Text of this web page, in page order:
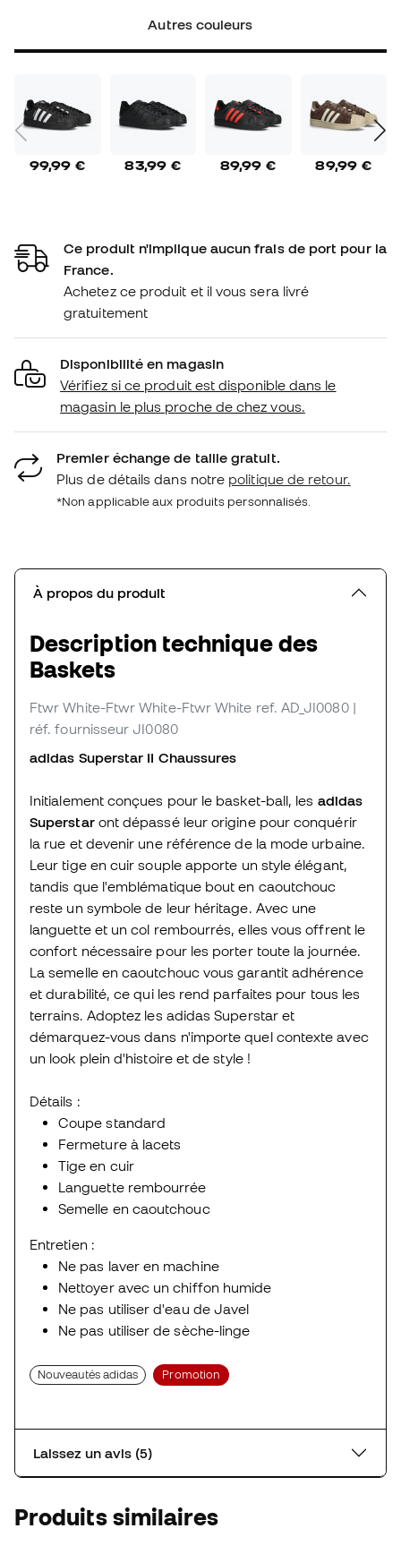
Autres couleurs
99,99 € 83,99 € 89,99 € 89,99 €
Ce produit n'implique aucun frais de port pour la
France.
Achetez ce produit et il vous sera livré
gratuitement
Disponibilité en magasin
Vérifiez si ce produit est disponible dans le
magasin le plus proche de chez vous.
Premier échange de taille gratuit.
Plus de détails dans notre politique de retour.
*Non applicable aux produits personnalisés.
À propos du produit
Description technique des
Baskets
Ftwr White-Ftwr White-Ftwr White ref. AD_JI0080 |
réf. fournisseur JI0080
adidas Superstar II Chaussures
Initialement conçues pour le basket-ball, les adidas
Superstaront dépassé leur origine pour conquérir
la rue et devenir une référence de la mode urbaine.
Leur tige en cuir souple apporte un style élégant,
tandis que l'emblématique bout en caoutchouc
reste un symbole de leur héritage. Avec une
languette et un col rembourrés, elles vous offrent le
confort nécessaire pour les porter toute la journée.
La semelle en caoutchouc vous garantit adhérence
et durabilité, ce qui les rend parfaites pour tous les
terrains. Adoptez les adidas Superstar et
démarquez-vous dans n'importe quel contexte avec
un look plein d'histoire et de style !
Détails :
Coupe standard
Fermeture à lacets
Tige en cuir
Languette rembourrée
Semelle en caoutchouc
Entretien :
Ne pas laver en machine
Nettoyer avec un chiffon humide
Ne pas utiliser d'eau de Javel
Ne pas utiliser de sèche-linge
Nouveautés adidas Promotion
Laissez un avis (5)
Produits similaires